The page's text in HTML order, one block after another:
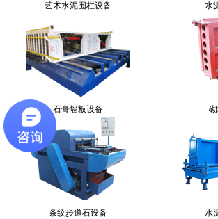
艺术水泥围栏设备 水
石膏墙板设备
条纹步道石设备 水